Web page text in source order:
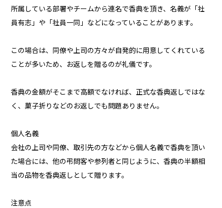
所属している部署やチームから連名で香典を頂き、名義が「社
員有志」や「社員一同」などになっていることがあります。
この場合は、同僚や上司の方々が自発的に用意してくれている
ことが多いため、お返しを贈るのが礼儀です。
香典の金額がそこまで高額でなければ、正式な香典返しではな
く、菓子折りなどのお返しでも問題ありません。
個人名義
会社の上司や同僚、取引先の方などから個人名義で香典を頂い
た場合には、他の弔問客や参列者と同じように、香典の半額相
当の品物を香典返しとして贈ります。
注意点